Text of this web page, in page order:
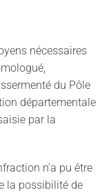
nécessaires
du Pôle
départementale
par la
n’a pu être
la possibilité de